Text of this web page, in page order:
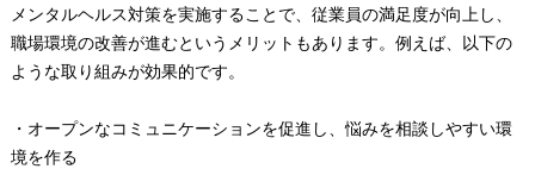
メンタルヘルス対策を実施することで、従業員の満足度が向上し、
職場環境の改善が進むというメリットもあります。例えば、以下の
ような取り組みが効果的です。
・オープンなコミュニケーションを促進し、悩みを相談しやすい環
境を作る